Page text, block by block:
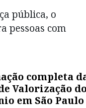
pública, o
pessoas com
completa
Valorização
em São Paulo